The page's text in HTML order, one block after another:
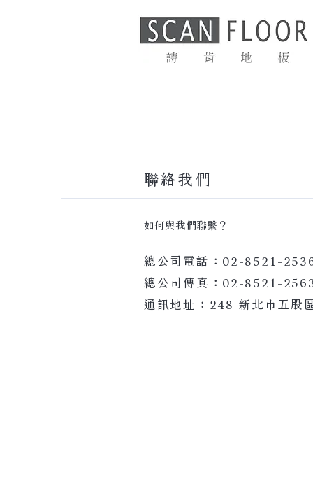
聯絡我們
如何與我們聯繫？
總公司電話：02-8521-
總公司傳真：02-8521-
通訊地址：248 新北市五股